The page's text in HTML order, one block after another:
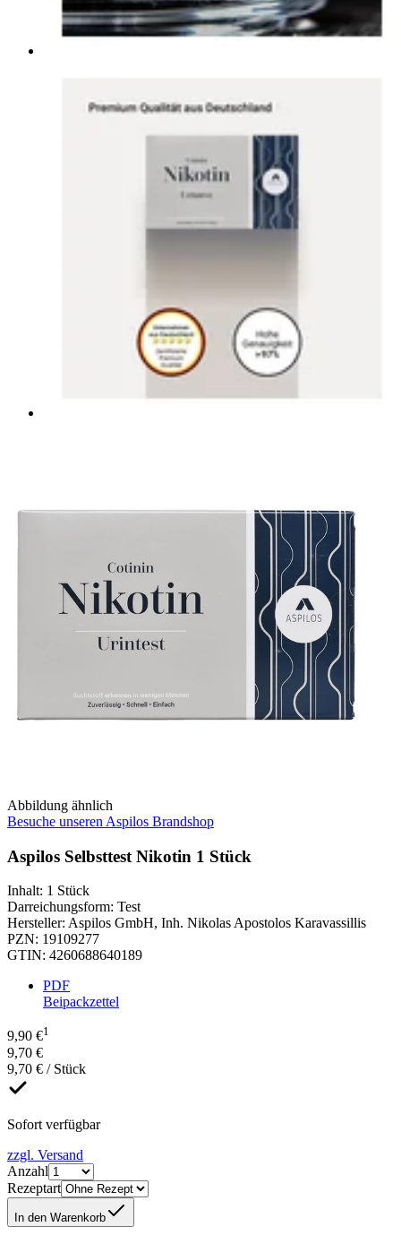
Abbildung ähnlich
Besuche unseren Aspilos Brandshop
Aspilos Selbsttest Nikotin 1 Stück
Inhalt: 1 Stück
Darreichungsform: Test
Hersteller: Aspilos GmbH, Inh. Nikolas Apostolos Karavassillis
PZN: 19109277
GTIN: 4260688640189
PDF
Beipackzettel
9,90 €1
9,70 €
9,70 € / Stück
Sofort verfügbar
zzgl. Versand
Anzahl
Rezeptart
In den Warenkorb